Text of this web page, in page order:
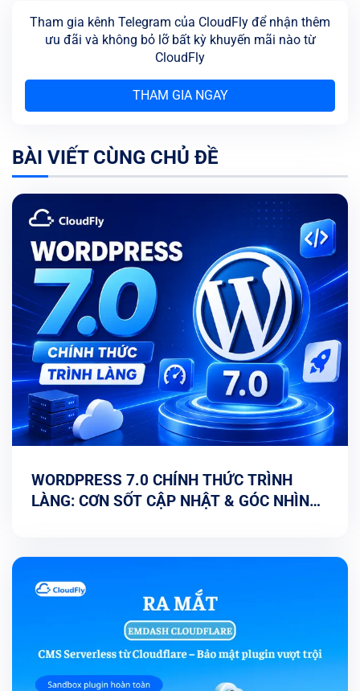
Tham gia kênh Telegram của CloudFly để nhận thêm
ưu đãi và không bỏ lỡ bất kỳ khuyến mãi nào từ
CloudFly
THAM GIA NGAY
BÀI VIẾT CÙNG CHỦ ĐỀ
WORDPRESS 7.0 CHÍNH THỨC TRÌNH
LÀNG: CƠN SỐT CẬP NHẬT & GÓC NHÌN